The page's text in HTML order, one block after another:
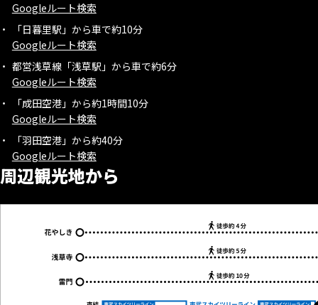
Googleルート検索
「日暮里駅」から車で約10分
Googleルート検索
都営浅草線「浅草駅」から車で約6分
Googleルート検索
「成田空港」から約1時間10分
Googleルート検索
「羽田空港」から約40分
Googleルート検索
周辺観光地から